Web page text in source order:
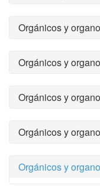
Orgánicos y
Orgánicos y
Orgánicos y
Orgánicos y
Orgánicos y